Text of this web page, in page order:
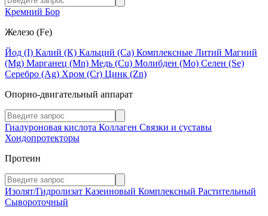
Кремний Бор
Железо (Fe)
Йод (I) Калий (К) Кальций (Са) Комплексные Литий Магний
(Mg) Марганец (Mn) Медь (Сu) Молибден (Мо) Селен (Se)
Серебро (Ag) Хром (Cr) Цинк (Zn)
Опорно-двигательный аппарат
Гиалуроновая кислота Коллаген Связки и суставы
Хондопротекторы
Протеин
Изолят/Гидролизат Казеиновый Комплексный Растительный
Сывороточный